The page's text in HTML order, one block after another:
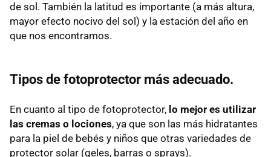
de sol. También la latitud es importante (a más altura,
mayor efecto nocivo del sol) y la estación del año en
que nos encontramos.
Tipos de fotoprotector más adecuado.
En cuanto al tipo de fotoprotector, lo mejor es utilizar
las cremas o lociones, ya que son las más hidratantes
para la piel de bebés y niños que otras variedades de
protector solar (geles, barras o sprays).